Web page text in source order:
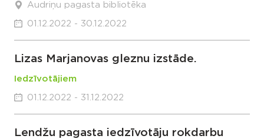
Audriņu pagasta bibliotēka
01.12.2022 - 30.12.2022
Lizas Marjanovas gleznu izstāde.
Iedzīvotājiem
01.12.2022 - 31.12.2022
Lendžu pagasta iedzīvotāju rokdarbu